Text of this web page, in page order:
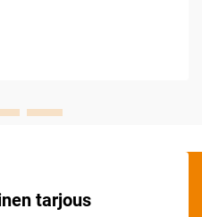
tarjous